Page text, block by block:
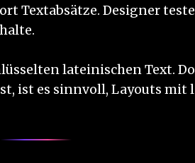
Textabsätze. Designer
lateinischen Text.
ist es sinnvoll, Layouts